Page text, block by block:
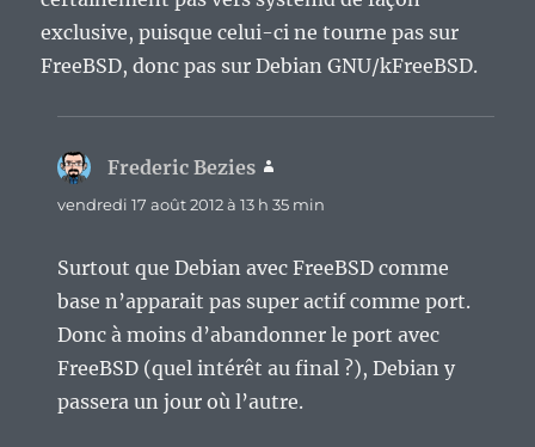
exclusive, puisque celui-ci ne tourne pas sur
FreeBSD, donc pas sur Debian GNU/kFreeBSD.
Frederic Bezies
vendredi 17 août 2012 à 13 h 35 min
Surtout que Debian avec FreeBSD comme
base n’apparait pas super actif comme port.
Donc à moins d’abandonner le port avec
FreeBSD (quel intérêt au final ?), Debian y
passera un jour où l’autre.